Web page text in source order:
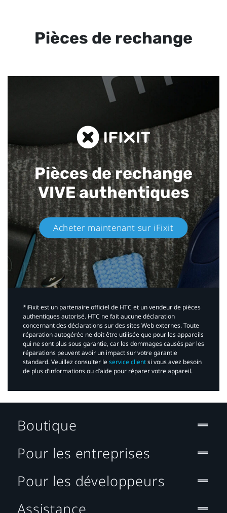
Pièces de rechange
Pièces de rechange
VIVE authentiques​
Acheter maintenant sur iFixit​
*iFixit est un partenaire officiel de HTC et un vendeur de pièces
authentiques autorisé. HTC ne fait aucune déclaration
concernant des déclarations sur des sites Web externes. Toute
réparation autogérée ne doit être utilisée que pour les appareils
qui ne sont plus sous garantie, car les dommages causés par les
réparations peuvent avoir un impact sur votre garantie
standard. Veuillez consulter leservice clientsi vous avez besoin
de plus d’informations ou d’aide pour réparer votre appareil.​
Boutique
Pour les entreprises
Pour les développeurs
Assistance